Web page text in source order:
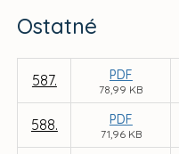
Ostatné
587. PDF
78,99 KB
588. PDF
71,96 KB